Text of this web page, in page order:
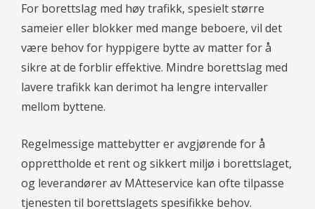
For borettslag med høy trafikk, spesielt større
sameier eller blokker med mange beboere, vil det
være behov for hyppigere bytte av matter for å
sikre at de forblir effektive. Mindre borettslag med
lavere trafikk kan derimot ha lengre intervaller
mellom byttene.
Regelmessige mattebytter er avgjørende for å
opprettholde et rent og sikkert miljø i borettslaget,
og leverandører av MAtteservice kan ofte tilpasse
tjenesten til borettslagets spesifikke behov.